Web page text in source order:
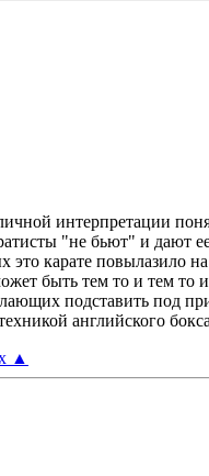
интерпретации
"не бьют" и
карате повылазило
быть тем то и тем
подставить под
английского
▲